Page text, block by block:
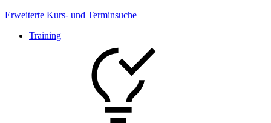
Erweiterte Kurs- und Terminsuche
Training